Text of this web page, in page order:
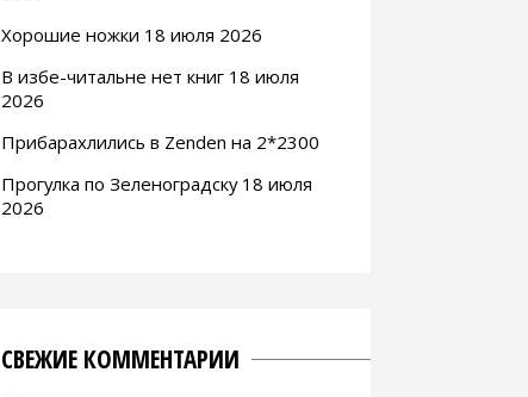
Хорошие ножки 18 июля 2026
В избе-читальне нет книг 18 июля
2026
Прибарахлились в Zenden на 2*2300
Прогулка по Зеленоградску 18 июля
2026
СВЕЖИЕ КОММЕНТАРИИ